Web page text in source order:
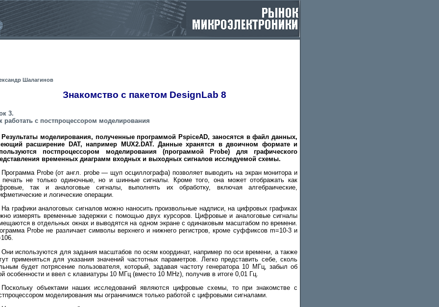
Шалагинов
Знакомство с пакетом DesignLab 8
3.
работать с постпроцессором моделирования
Результаты моделирования, полученные программой PspiceAD, заносятся в файл данных,
расширение DAT, например MUX2.DAT. Данные хранятся в двоичном формате и
постпроцессором моделирования (программой Probe) для графического
временных диаграмм входных и выходных сигналов исследуемой схемы.
Программа Probe (от англ. probe — щуп осциллографа) позволяет выводить на экран монитора и
печать не только одиночные, но и шинные сигналы. Кроме того, она может отображать как
так и аналоговые сигналы, выполнять их обработку, включая алгебраические,
и логические операции.
На графики аналоговых сигналов можно наносить произвольные надписи, на цифровых графиках
измерять временные задержки с помощью двух курсоров. Цифровые и аналоговые сигналы
в отдельных окнах и выводятся на одном экране с одинаковым масштабом по времени.
Probe не различает символы верхнего и нижнего регистров, кроме суффиксов m=10-3 и
Они используются для задания масштабов по осям координат, например по оси времени, а также
применяться для указания значений частотных параметров. Легко представить себе, сколь
будет потрясение пользователя, который, задавая частоту генератора 10 МГц, забыл об
особенности и ввел с клавиатуры 10 МГц (вместо 10 MHz), получив в итоге 0,01 Гц.
Поскольку объектами наших исследований являются цифровые схемы, то при знакомстве с
моделирования мы ограничимся только работой с цифровыми сигналами.